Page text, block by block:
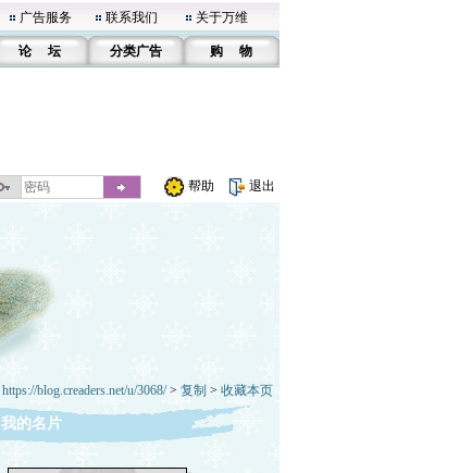
广告服务 联系我们 关于万维
论 坛 分类广告 购 物
帮助 退出
https://blog.creaders.net/u/3068/> 复制 > 收藏本页
我的名片